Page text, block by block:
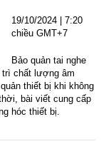
19/10/2024 | 7:20
chiều GMT+7
Bảo quản tai nghe
trì chất lượng âm
thiết bị khi không
bài viết cung cấp
hóc thiết bị.